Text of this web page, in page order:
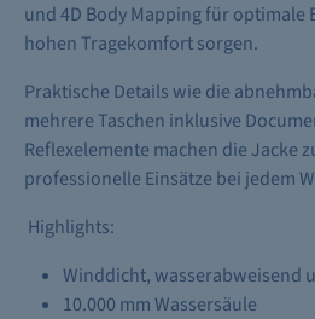
und 4D Body Mapping für
hohen Tragekomfort sorgen.
Praktische Details wie die
mehrere Taschen inklusive
Reflexelemente machen die Jacke
professionelle Einsätze bei jedem
Highlights:
Winddicht, wasserabweisend
10.000 mm Wassersäule